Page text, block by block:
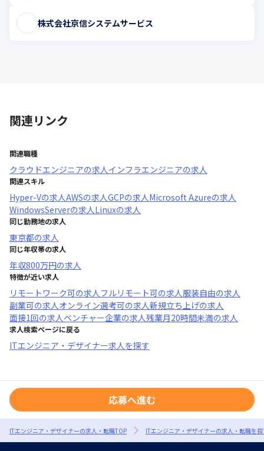
株式会社京信システムサービス
関連リンク
関連職種
クラウドエンジニアの求人インフラエンジニアの求人
関連スキル
Hyper-Vの求人AWSの求人GCPの求人Microsoft Azureの求人
WindowsServerの求人Linuxの求人
同じ勤務地の求人
東京都の求人
同じ年収帯の求人
年収800万円の求人
特徴が近い求人
リモートワーク可の求人フルリモート可の求人服装自由の求人
副業可の求人オンライン選考可の求人新規立ち上げの求人
面接1回の求人ベンチャー企業の求人残業月20時間未満の求人
求人検索ページに戻る
ITエンジニア・デザイナー求人を探す
応募へ進む
ITエンジニア・デザイナーの求人・転職TOP ITエンジニア・デザイナーの求人・転職を